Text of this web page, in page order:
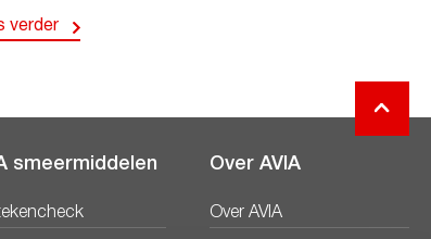
verder
smeermiddelen Over AVIA
Over AVIA